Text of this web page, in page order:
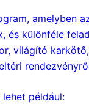
amelyben
és különféle
világító
például: